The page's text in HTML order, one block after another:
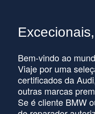
Bem-vindo ao
Viaje por uma
certificados da
outras marcas
Se é cliente BMW